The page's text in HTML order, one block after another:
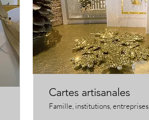
Cartes artisanales
Famille, institutions, entreprises